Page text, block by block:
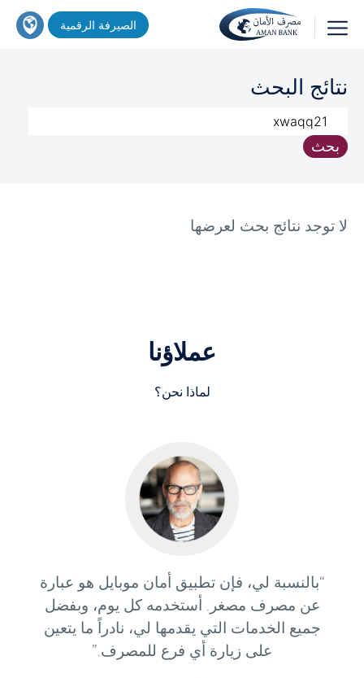
إلى
الرئيسي
اين
تجد
الصيرفة الرقمية
نتائج البحث
بحث
لا توجد نتائج بحث لعرضها
عملاؤنا
لماذا نحن؟
“بالنسبة لي، فإن تطبيق أمان موبايل هو عبارة
عن مصرف مصغر. أستخدمه كل يوم، وبفضل
جميع الخدمات التي يقدمها لي، نادراً ما يتعين
على زيارة أي فرع للمصرف.”